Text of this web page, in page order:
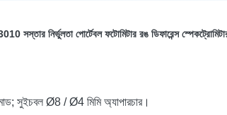
সস্তার নির্ভুলতা পোর্টেবল ফটোমিটার রঙ ডিফারেন্স
সুইচবল Ø8 / Ø4 মিমি অ্যাপারচার।